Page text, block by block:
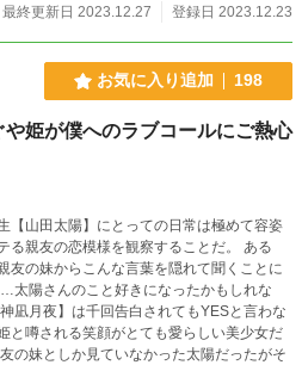
最終更新日 2023.12.27
登録日 2023.12.23
お気に入り追加 198
姫が僕へのラブコールにご熱心
【山田太陽】にとっての日常は極めて容姿
る親友の恋模様を観察することだ。 ある
友の妹からこんな言葉を隠れて聞くことに
と噂される笑顔がとても愛らしい美少女だ